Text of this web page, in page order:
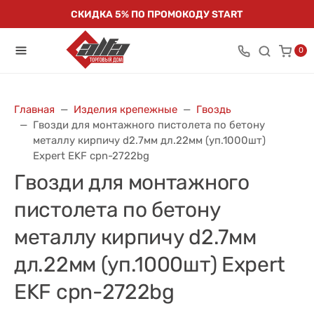
СКИДКА 5% ПО ПРОМОКОДУ START
0
Главная Изделия крепежные
Гвоздь
Гвозди для монтажного пистолета по бетону
металлу кирпичу d2.7мм дл.22мм (уп.1000шт)
Expert EKF cpn-2722bg
Гвозди для монтажного
пистолета по бетону
металлу кирпичу d2.7мм
дл.22мм (уп.1000шт) Expert
EKF cpn-2722bg